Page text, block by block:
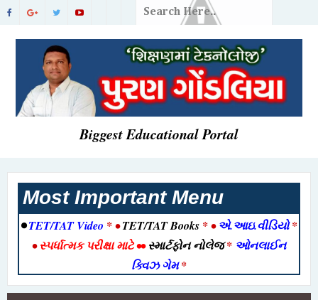
Biggest Educational Portal
Most Important Menu
•TET/TAT Video * •TET/TAT Books * •એ.આઇ.વીડિયો*
•સ્પર્ધાત્મક પરીક્ષા માટે••સ્માર્ટફોન નોલેજ* ઓનલાઈન
ક્વિઝ ગેમ*